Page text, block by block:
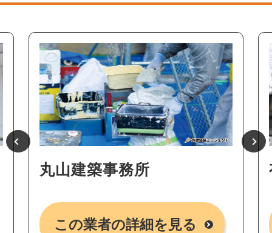
丸山建築事務所
この業者の詳細を見る